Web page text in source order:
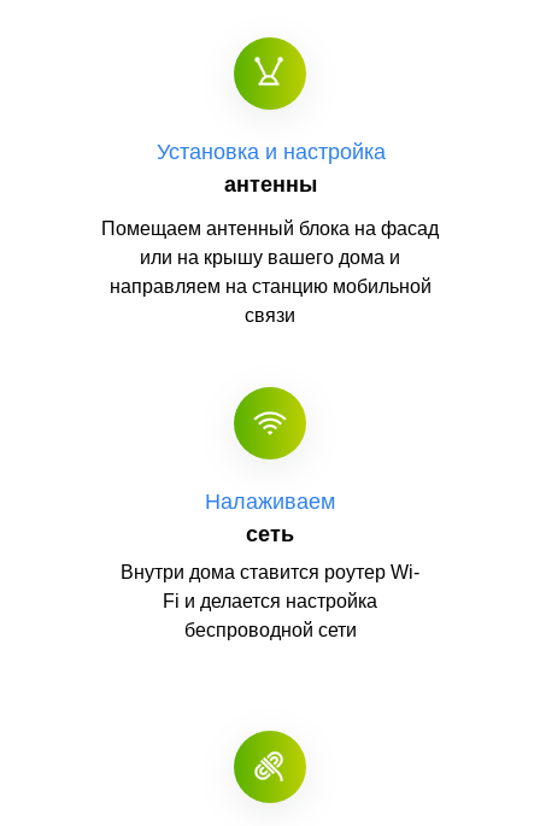
Установка и настройка
антенны
Помещаем антенный блока на фасад
или на крышу вашего дома и
направляем на станцию мобильной
связи
Внутри дома ставится роутер Wi-
Fi и делается настройка
беспроводной сети
Налаживаем
сеть